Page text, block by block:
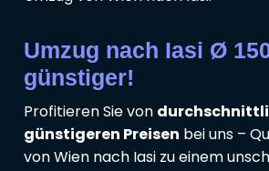
Umzug nach Iasi Ø
günstiger!
Profitieren Sie von
günstigeren Preisen bei uns –
von Wien nach Iasi zu einem